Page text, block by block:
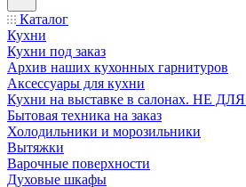
Каталог
Кухни
Кухни под заказ
Архив наших кухонных гарнитуров
Аксессуары для кухни
Кухни на выставке в салонах. НЕ
Бытовая техника на заказ
Холодильники и морозильники
Вытяжки
Варочные поверхности
Духовые шкафы